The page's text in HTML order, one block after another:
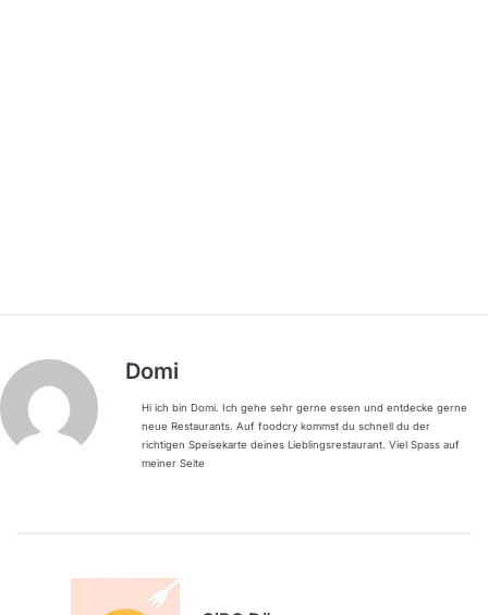
Domi
Hi ich bin Domi. Ich gehe sehr gerne essen und entdecke gerne
neue Restaurants. Auf foodcry kommst du schnell du der
richtigen Speisekarte deines Lieblingsrestaurant. Viel Spass auf
meiner Seite